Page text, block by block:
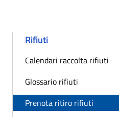
Rifiuti
Calendari raccolta rifiuti
Glossario rifiuti
Prenota ritiro rifiuti